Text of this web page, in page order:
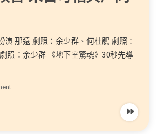
演 那遠 劇照：余少群、何杜鵑 劇照：
照：余少群 《地下室驚魂》30秒先導